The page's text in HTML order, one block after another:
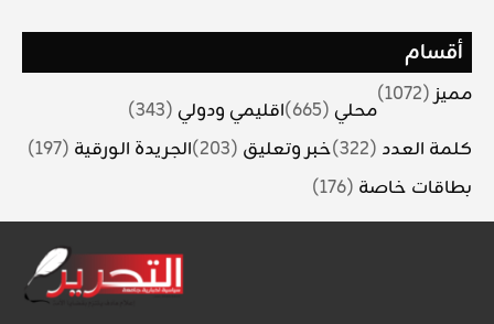
أقسام
مميز(1072)
محلي (665) اقليمي ودولي (343)
كلمة العدد (322) خبر وتعليق (203) الجريدة الورقية (197)
بطاقات خاصة (176)